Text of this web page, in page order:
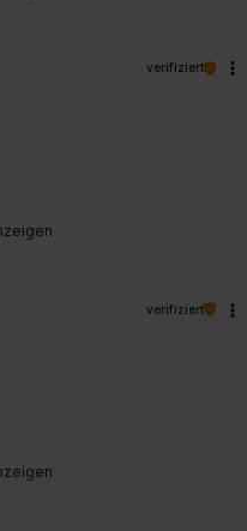
verifiziert
verifiziert